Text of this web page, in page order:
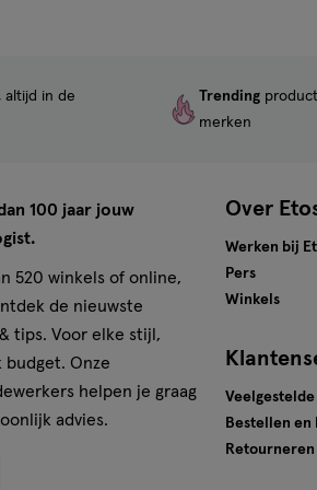
altijd in de
Trending
merken
100 jaar jouw
520 winkels of online,
de nieuwste
tips. Voor elke stijl,
budget. Onze
helpen je graag
advies.
Over
Werken bij
Pers
Winkels
Veelgestelde
Bestellen en
Retourneren